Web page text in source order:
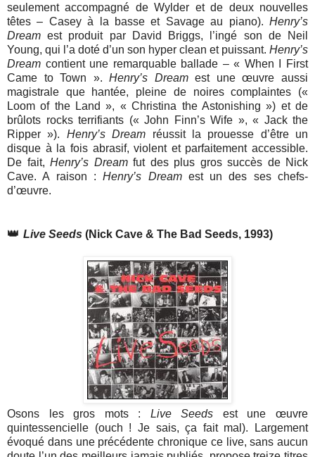
seulement accompagné de Wylder et de deux nouvelles
têtes – Casey à la basse et Savage au piano). Henry’s
Dream est produit par David Briggs, l’ingé son de Neil
Young, qui l’a doté d’un son hyper clean et puissant. Henry’s
Dream contient une remarquable ballade – « When I First
Came to Town ».Henry’s Dreamest une œuvre aussi
magistrale que hantée, pleine de noires complaintes («
Loom of the Land », « Christina the Astonishing ») et de
brûlots rocks terrifiants (« John Finn’s Wife », « Jack the
Ripper »). Henry’s Dream réussit la prouesse d’être un
disque à la fois abrasif, violent et parfaitement accessible.
De fait, Henry’s Dreamfut des plus gros succès de Nick
Cave. A raison :Henry’s Dreamest un des ses chefs-
d’œuvre.
👑 Live Seeds (Nick Cave & The Bad Seeds, 1993)
Osons les gros mots : Live Seeds est une œuvre
quintessencielle (ouch ! Je sais, ça fait mal). Largement
évoqué dans une précédente chronique ce live, sans aucun